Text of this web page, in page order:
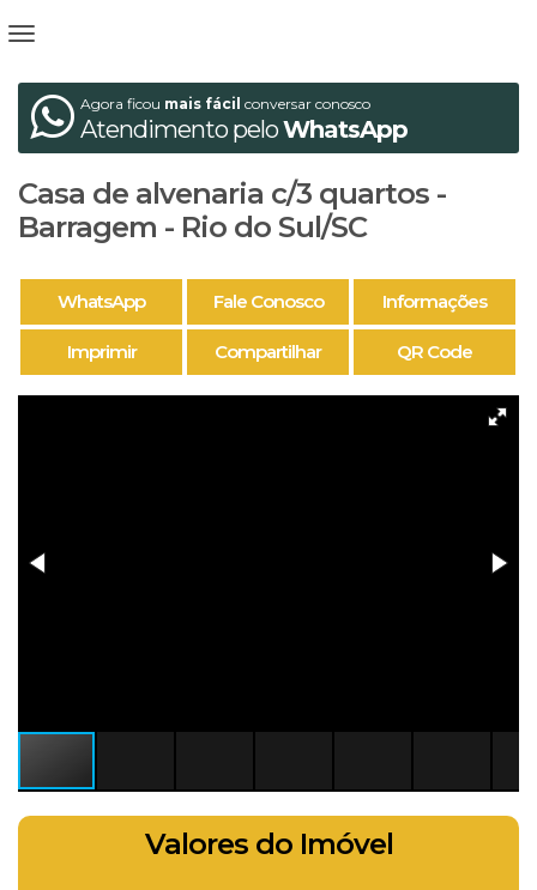
Agora ficou mais fácil conversar conosco
Atendimento peloWhatsApp
Casa de alvenaria c/3 quartos -
Barragem - Rio do Sul/SC
WhatsApp Fale Conosco Informações
Imprimir Compartilhar QR Code
Valores do Imóvel